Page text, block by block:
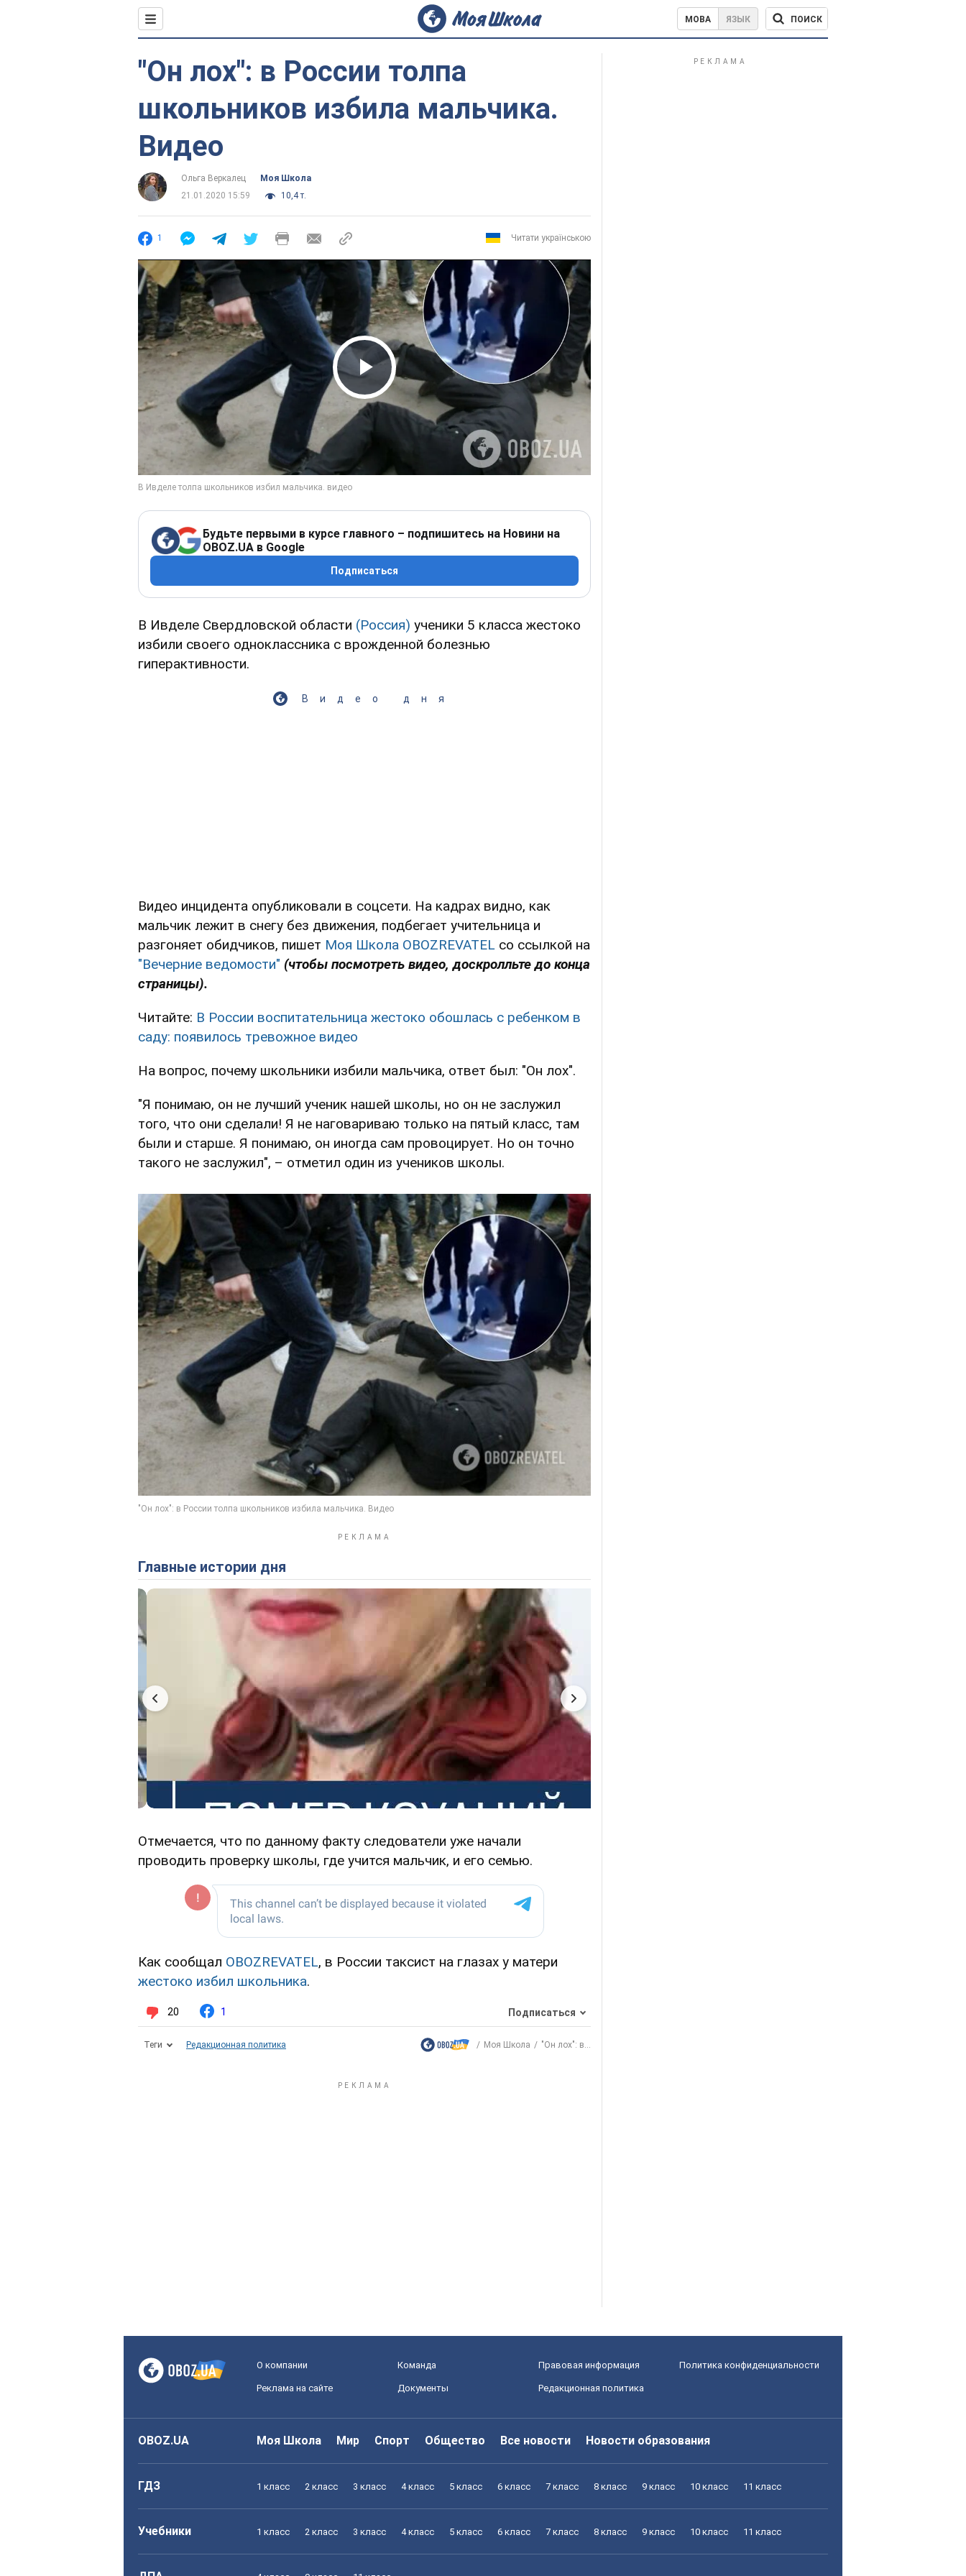
МОВА ЯЗЫК ПОИСК
"Он лох": в России толпа
школьников избила мальчика.
Видео
Ольга Веркалец
Моя Школа
21.01.2020 15:59
10,4 т.
1 Читати українською
Play Video
Будьте первыми в курсе главного – подпишитесь на Новини на
OBOZ.UA в Google
Подписаться
В Ивделе Свердловской области (Россия) ученики 5 класса жестоко
избили своего одноклассника с врожденной болезнью
гиперактивности.
Видео дня
Видео инцидента опубликовали в соцсети. На кадрах видно, как
мальчик лежит в снегу без движения, подбегает учительница и
разгоняет обидчиков, пишет Моя Школа OBOZREVATEL со ссылкой на
"Вечерние ведомости" (чтобы посмотреть видео, доскролльте до конца
страницы).
Читайте: В России воспитательница жестоко обошлась с ребенком в
саду: появилось тревожное видео
На вопрос, почему школьники избили мальчика, ответ был: "Он лох".
"Я понимаю, он не лучший ученик нашей школы, но он не заслужил
того, что они сделали! Я не наговариваю только на пятый класс, там
были и старше. Я понимаю, он иногда сам провоцирует. Но он точно
такого не заслужил", – отметил один из учеников школы.
Главные истории дня
Отмечается, что по данному факту следователи уже начали
проводить проверку школы, где учится мальчик, и его семью.
Как сообщал OBOZREVATEL, в России таксист на глазах у матери
жестоко избил школьника.
20 1 Подписаться
Теги Редакционная политика Моя Школа "Он лох": в...
О компании Команда Правовая информация Политика конфиденциальности
Реклама на сайте Документы Редакционная политика
OBOZ.UA Моя Школа Мир Спорт Общество Все новости Новости образования
ГДЗ 1 класс 2 класс 3 класс 4 класс 5 класс 6 класс 7 класс 8 класс 9 класс 10 класс 11 класс
Учебники 1 класс 2 класс 3 класс 4 класс 5 класс 6 класс 7 класс 8 класс 9 класс 10 класс 11 класс